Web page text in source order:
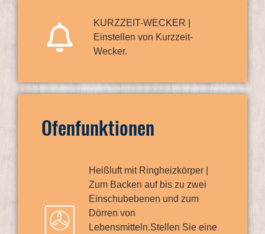
KURZZEIT-WECKER |
Einstellen von Kurzzeit-
Wecker.
Ofenfunktionen
Heißluft mit Ringheizkörper |
Zum Backen auf bis zu zwei
Einschubebenen und zum
Dörren von
Lebensmitteln.Stellen Sie eine